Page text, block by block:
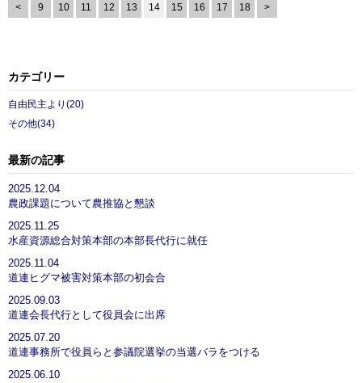
< 9 10 11 12 13 14 15 16 17 18 >
カテゴリー
自由民主より(20)
その他(34)
最新の記事
2025.12.04
農政課題について農推協と懇談
2025.11.25
水産資源総合対策本部の本部長代行に就任
2025.11.04
道連ヒグマ被害対策本部の初会合
2025.09.03
道連会長代行として役員会に出席
2025.07.20
道連事務所で役員らと参議院選挙の当選バラをつける
2025.06.10